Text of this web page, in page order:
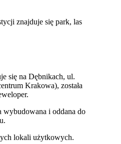
znajduje się park, las
się na Dębnikach, ul.
Krakowa), została
wybudowana i oddana do
.
lokali użytkowych.